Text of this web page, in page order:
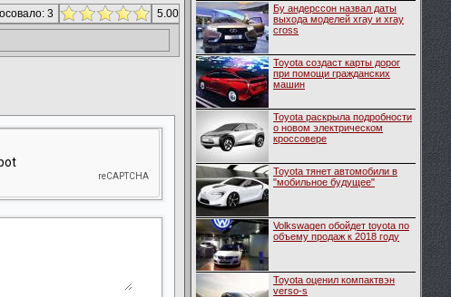
3
5.00
Бу андерссон назвал даты
выхода моделей xray и xray
cross
Toyota создаст карты дорог
при помощи гражданских
машин
Toyota раскрыла подробности
о новом электрическом
кроссовере
Toyota тянет автомобили в
"мобильное будущее"
Volkswagen обойдет toyota по
объему продаж к 2018 году
Toyota оценил компактвэн
verso-s